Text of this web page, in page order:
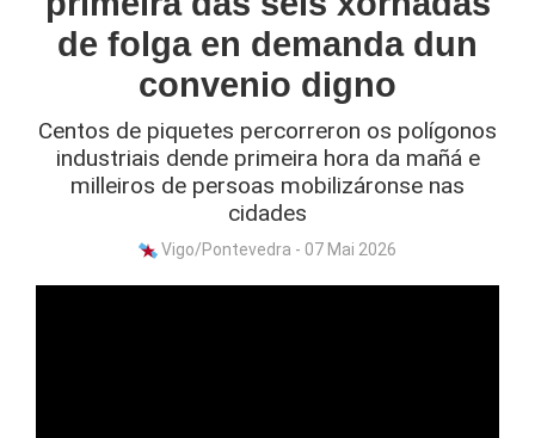
de folga en demanda dun
convenio digno
Centos de piquetes percorreron os polígonos
industriais dende primeira hora da mañá e
milleiros de persoas mobilizáronse nas
cidades
Vigo/Pontevedra - 07 Mai 2026